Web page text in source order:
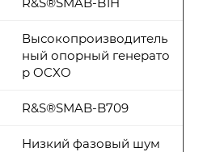
Высокопроизводитель
ный опорный генерато
р OCXO
R&S®SMAB-B709
Низкий фазовый шум